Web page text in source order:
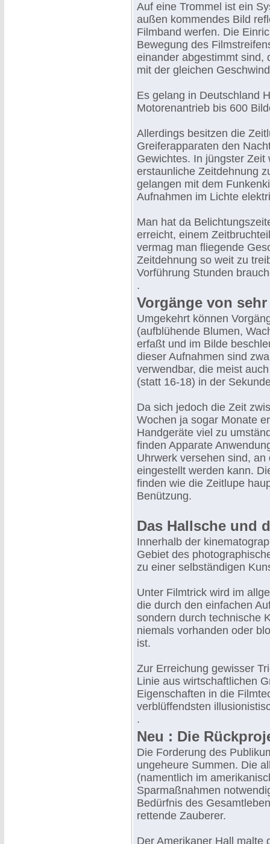
Auf eine Trommel ist ein
außen kommendes Bild
Filmband werfen. Die
Bewegung des
einander abgestimmt sind,
mit der gleichen
Es gelang in Deutschland
Motorenantrieb bis 600
Allerdings besitzen die
Greiferapparaten den
Gewichtes. In jüngster
erstaunliche Zeitdehnung
gelangen mit dem
Aufnahmen im Lichte
Man hat da
erreicht, einem
vermag man fliegende
Zeitdehnung so weit zu
Vorführung Stunden
.
Vorgänge von
Umgekehrt können
(aufblühende Blumen,
erfaßt und im Bilde
dieser Aufnahmen sind
verwendbar, die meist
(statt 16-18) in der
Da sich jedoch die Zeit
Wochen ja sogar Monate
Handgeräte viel zu
finden Apparate
Uhrwerk versehen sind,
eingestellt werden kann.
finden wie die Zeitlupe
Benützung.
Das Hallsche und
Innerhalb der
Gebiet des
zu einer selbständigen
Unter Filmtrick wird im
die durch den einfachen
sondern durch technische
niemals vorhanden oder
ist.
Zur Erreichung gewisser
Linie aus wirtschaftlichen
Eigenschaften in die
verblüffendsten
.
Neu : Die
Die Forderung des
ungeheure Summen. Die
(namentlich im
Sparmaßnahmen
Bedürfnis des
rettende Zauberer.
Der Amerikaner Hall malte